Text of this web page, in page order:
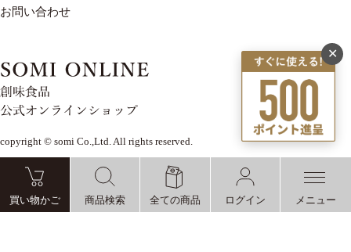
お問い合わせ
copyright © somi Co.,Ltd. All rights reserved.
買い物かご 商品検索 全ての商品 ログイン メニュー
✕